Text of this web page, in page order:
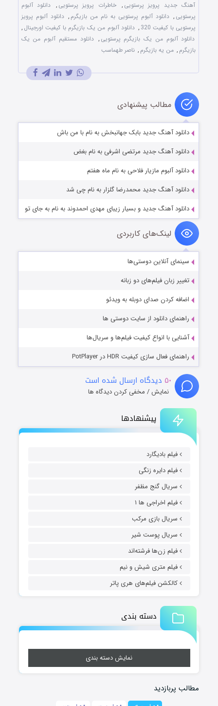
پیشنهادها
فیلم بادیگارد
فیلم دایره زنگی
سریال گنج مظفر
فیلم اخراجی ها ۱
سریال بازی مرکب
سریال پوست شیر
فیلم زن‌ها فرشته‌اند
فیلم متری شیش و نیم
کالکشن فیلم‌های هری پاتر
دسته بندی
نمایش دسته بندی
مطالب پربازدید
آهنگ جدید پرویز پرستویی , خاطرات پرویز پرستویی , دانلود آلبوم
پرستویی , دانلود آلبوم پرستویی به نام من بازیگرم , دانلود آلبوم پرویز
پرستویی با کیفیت 320
, دانلود آلبوم من یک بازیگرم با کیفیت اورجینال ,
دانلود آلبوم من یک بازیگرم پرستویی , دانلود مستقیم آلبوم من یک
بازیگرم , من یه بازیگرم , ناصر طهماسب
مطالب پیشنهادی
دانلود آهنگ جدید بابک جهانبخش به نام با من باش
دانلود آهنگ جدید مرتضی اشرفی به نام بغض
دانلود آلبوم مازیار فلاحی به نام ماه هفتم
دانلود آهنگ جدید محمدرضا گلزار به نام چی شد
دانلود آهنگ جدید و بسیار زیبای مهدی احمدوند به نام به جای تو
لینک‌های کاربردی
سینمای آنلاین دوستی‌ها
تغییر زبان فیلم‌های دو زبانه
اضافه کردن صدای دوبله به ویدئو
راهنمای دانلود از سایت دوستی ها
آشنایی با انواع کیفیت فیلم‌ها و سریال‌ها
راهنمای فعال سازی کیفیت HDR در PotPlayer
۵۰ دیدگاه ارسال شده است
نمایش / مخفی کردن دیدگاه ها